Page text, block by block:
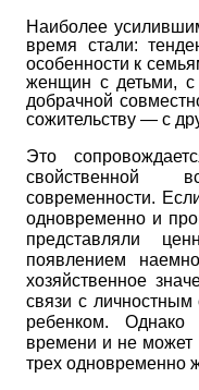
Наиболее
время стали:
особенности к
женщин с детьми, с
добрачной
сожительству — с
Это
свойственной
современности.
одновременно и
представляли
появлением
хозяйственное
связи с
ребенком. Однако
времени и не может
трех одновременно